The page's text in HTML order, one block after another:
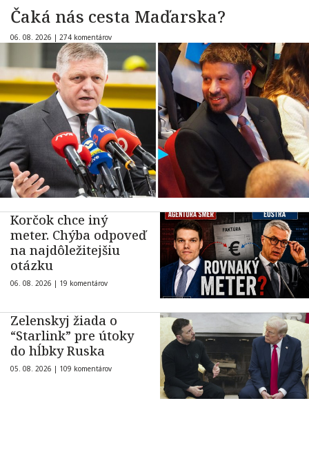
Čaká nás cesta Maďarska?
06. 08. 2026 | 274 komentárov
Korčok chce iný
meter. Chýba odpoveď
na najdôležitejšiu
otázku
06. 08. 2026 | 19 komentárov
Zelenskyj žiada o
“Starlink” pre útoky
do hĺbky Ruska
05. 08. 2026 | 109 komentárov